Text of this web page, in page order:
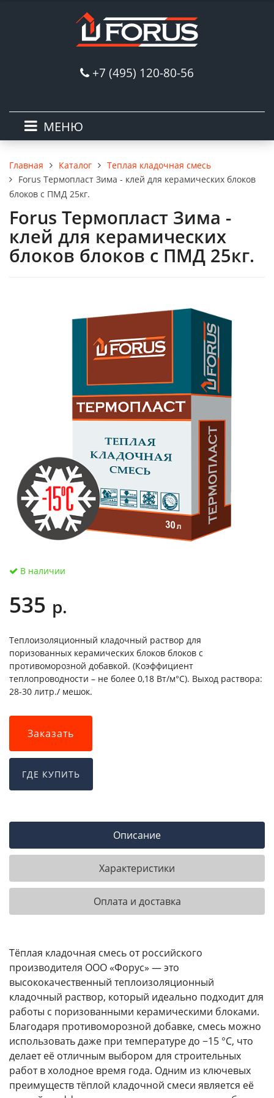
+7 (495) 120-80-56
МЕНЮ
Главная Каталог
Теплая кладочная смесь
Forus Термопласт Зима - клей для керамических блоков
блоков с ПМД 25кг.
Forus Термопласт Зима -
клей для керамических
блоков блоков с ПМД 25кг.
В наличии
535 р.
Теплоизоляционный кладочный раствор для
поризованных керамических блоков блоков с
противоморозной добавкой. (Коэффициент
теплопроводности – не более 0,18 Вт/м°С). Выход раствора:
28-30 литр./ мешок.
Заказать
ГДЕ КУПИТЬ
Описание
Характеристики
Оплата и доставка
Тёплая кладочная смесь от российского
производителя ООО «Форус» — это
высококачественный теплоизоляционный
кладочный раствор, который идеально подходит для
работы с поризованными керамическими блоками.
Благодаря противоморозной добавке, смесь можно
использовать даже при температуре до −15 °C, что
делает её отличным выбором для строительных
работ в холодное время года. Одним из ключевых
преимуществ тёплой кладочной смеси является её